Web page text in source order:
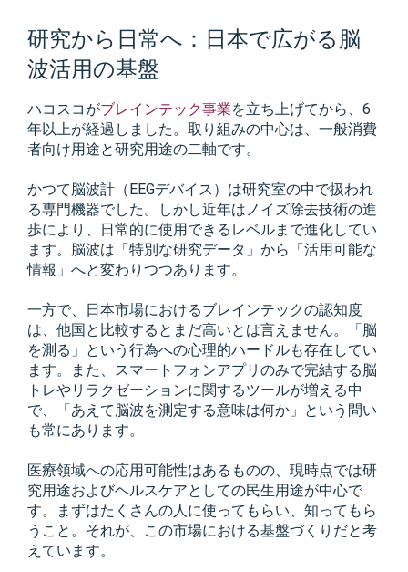
研究から日常へ：日本で広がる脳
波活用の基盤
ハコスコがブレインテック事業を立ち上げてから、6
年以上が経過しました。取り組みの中心は、一般消費
者向け用途と研究用途の二軸です。
かつて脳波計（EEGデバイス）は研究室の中で扱われ
る専門機器でした。しかし近年はノイズ除去技術の進
歩により、日常的に使用できるレベルまで進化してい
ます。脳波は「特別な研究データ」から「活用可能な
情報」へと変わりつつあります。
一方で、日本市場におけるブレインテックの認知度
は、他国と比較するとまだ高いとは言えません。「脳
を測る」という行為への心理的ハードルも存在してい
ます。また、スマートフォンアプリのみで完結する脳
トレやリラクゼーションに関するツールが増える中
で、「あえて脳波を測定する意味は何か」という問い
も常にあります。
医療領域への応用可能性はあるものの、現時点では研
究用途およびヘルスケアとしての民生用途が中心で
す。まずはたくさんの人に使ってもらい、知ってもら
うこと。それが、この市場における基盤づくりだと考
えています。